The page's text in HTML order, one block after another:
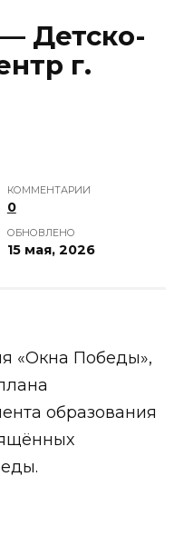
Детско-
г.
КОММЕНТАРИИ
0
ОБНОВЛЕНО
15 мая, 2026
«Окна Победы»,
образования